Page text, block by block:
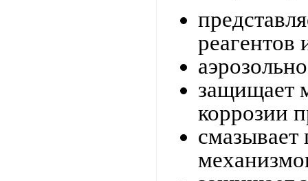
реагентов
защищает
коррозии